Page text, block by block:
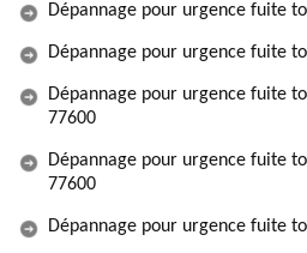
Dépannage pour urgence fuite
Dépannage pour urgence fuite
Dépannage pour urgence fuite
77600
Dépannage pour urgence fuite
77600
Dépannage pour urgence fuite